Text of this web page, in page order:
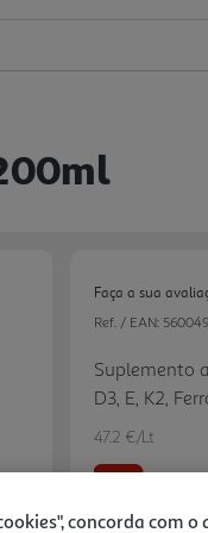
Faça a sua
Ref. / EAN:
Suplemento
D3, E, K2,
47.2 €/Lt
concorda com